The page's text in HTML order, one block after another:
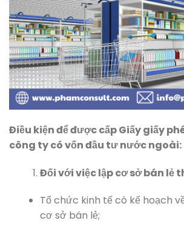
Điều kiện để được cấp Giấy giấy
công ty có vốn đầu tư nước ngoài:
Đối với việc lập cơ sở bán lẻ
Tổ chức kinh tế có kế hoạch
cơ sở bán lẻ;